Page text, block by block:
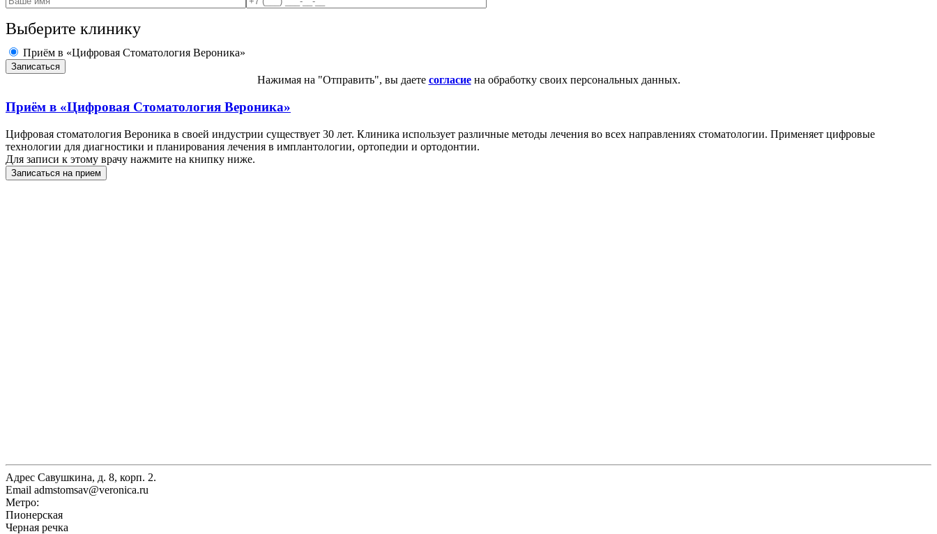
Выберите клинику
Приём в «Цифровая Стоматология Вероника»
Нажимая на "Отправить", вы даете согласиена обработку своих персональных данных.
Приём в «Цифровая Стоматология Вероника»
Цифровая стоматология Вероника в своей индустрии существует 30 лет. Клиника использует различные методы лечения во всех направлениях стоматологии. Применяет цифровые
технологии для диагностики и планирования лечения в имплантологии, ортопедии и ортодонтии.
Для записи к этому врачу нажмите на книпку ниже.
Записаться на прием
Адрес Савушкина, д. 8, корп. 2.
Email admstomsav@veronica.ru
Метро:
Пионерская
Черная речка